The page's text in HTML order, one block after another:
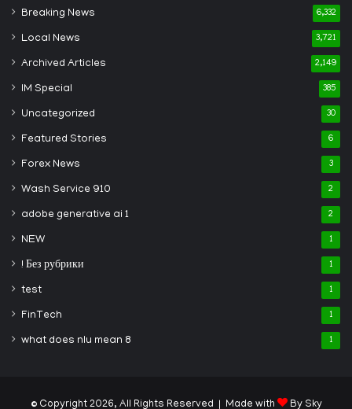
Breaking News 6,332
Local News 3,721
Archived Articles 2,149
IM Special 385
Uncategorized 30
Featured Stories 6
Forex News 3
Wash Service 910 2
adobe generative ai 1 2
NEW 1
! Без рубрики 1
test 1
FinTech 1
what does nlu mean 8 1
© Copyright 2026, All Rights Reserved | Made with By Sky